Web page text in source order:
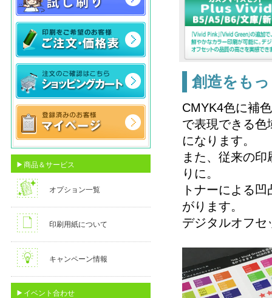
創造をも
CMYK4色に補
で表現できる色
になります。
また、従来の
りに。
トナーによる
がります。
デジタルオフセ
商品＆サービス
オプション一覧
印刷用紙について
キャンペーン情報
イベント合わせ